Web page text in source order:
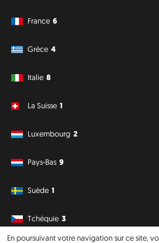
En poursuivant votre navigation sur ce site,
France 6
Grèce 4
Italie 8
La Suisse 1
Luxembourg 2
Pays-Bas 9
Suède 1
Tchéquie 3